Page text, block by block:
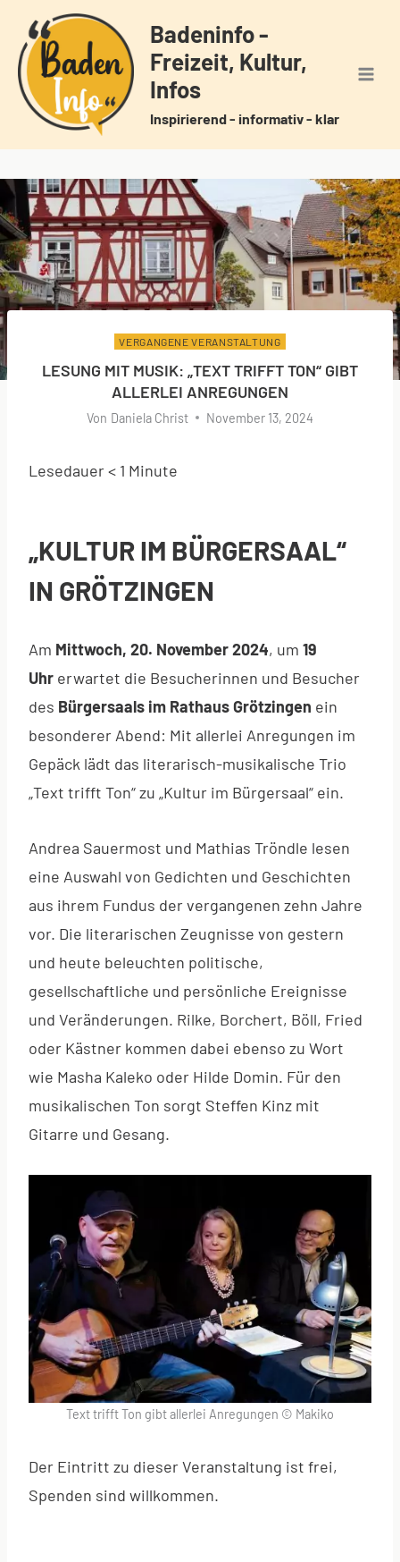
Inhalt
springen
Badeninfo -
Freizeit, Kultur,
Infos
Inspirierend - informativ - klar
VERGANGENE VERANSTALTUNG
LESUNG MIT MUSIK: „TEXT TRIFFT TON“ GIBT
ALLERLEI ANREGUNGEN
Von Daniela Christ November 13, 2024
Lesedauer< 1 Minute
„KULTUR IM BÜRGERSAAL“
IN GRÖTZINGEN
Am Mittwoch, 20. November 2024, um 19
Uhr erwartet die Besucherinnen und Besucher
des Bürgersaals im Rathaus Grötzingen ein
besonderer Abend: Mit allerlei Anregungen im
Gepäck lädt das literarisch-musikalische Trio
„Text trifft Ton“ zu „Kultur im Bürgersaal“ ein.
Andrea Sauermost und Mathias Tröndle lesen
eine Auswahl von Gedichten und Geschichten
aus ihrem Fundus der vergangenen zehn Jahre
vor. Die literarischen Zeugnisse von gestern
und heute beleuchten politische,
gesellschaftliche und persönliche Ereignisse
und Veränderungen. Rilke, Borchert, Böll, Fried
oder Kästner kommen dabei ebenso zu Wort
wie Masha Kaleko oder Hilde Domin. Für den
musikalischen Ton sorgt Steffen Kinz mit
Gitarre und Gesang.
Text trifft Ton gibt allerlei Anregungen © Makiko
Der Eintritt zu dieser Veranstaltung ist frei,
Spenden sind willkommen.